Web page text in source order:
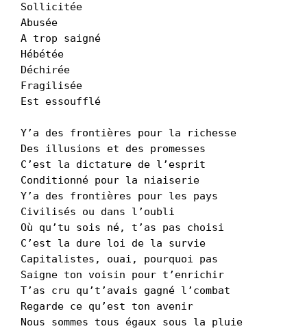
Sollicitée
Abusée
A trop saigné
Hébétée
Déchirée
Fragilisée
Est essoufflé
Y’a des frontières pour la richesse
Des illusions et des promesses
C’est la dictature de l’esprit
Conditionné pour la niaiserie
Y’a des frontières pour les pays
Civilisés ou dans l’oubli
Où qu’tu sois né, t’as pas choisi
C’est la dure loi de la survie
Capitalistes, ouai, pourquoi pas
Saigne ton voisin pour t’enrichir
T’as cru qu’t’avais gagné l’combat
Regarde ce qu’est ton avenir
Nous sommes tous égaux sous la pluie